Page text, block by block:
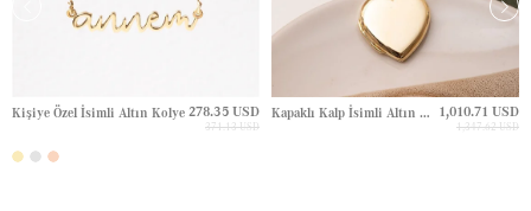
Kişiye Özel İsimli Altın Kolye 278.35 USD
371.13 USD
Kapaklı Kalp İsimli Altın Kolye 1,010.71 USD
1,347.62 USD